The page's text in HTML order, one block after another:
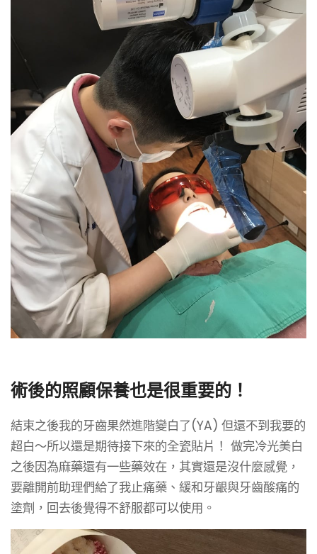
術後的照顧保養也是很重要的！
結束之後我的牙齒果然進階變白了(YA) 但還不到我要的
超白～所以還是期待接下來的全瓷貼片！ 做完冷光美白
之後因為麻藥還有一些藥效在，其實還是沒什麼感覺，
要離開前助理們給了我止痛藥、緩和牙齦與牙齒酸痛的
塗劑，回去後覺得不舒服都可以使用。